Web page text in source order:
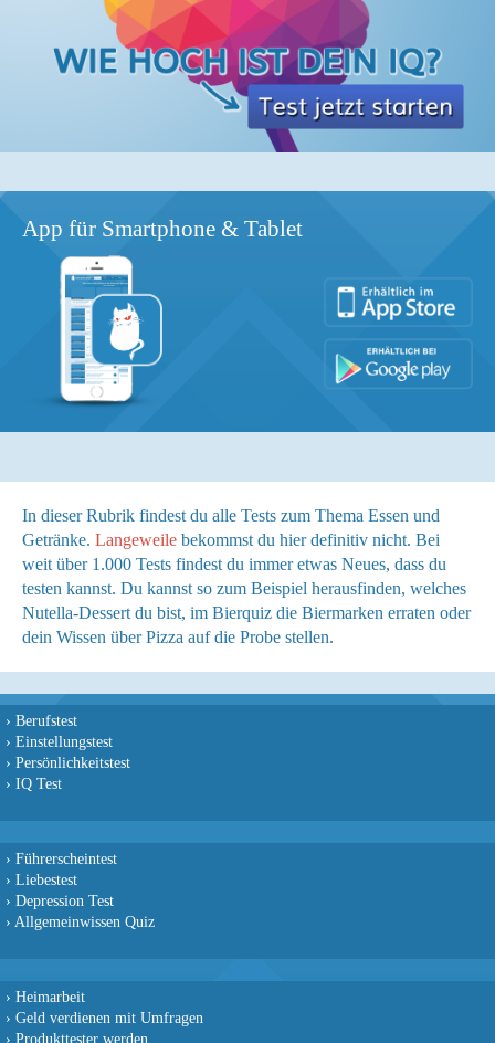
App für Smartphone & Tablet
In dieser Rubrik findest du alle Tests zum Thema Essen und
Getränke. Langeweile bekommst du hier definitiv nicht. Bei
weit über 1.000 Tests findest du immer etwas Neues, dass du
testen kannst. Du kannst so zum Beispiel herausfinden, welches
Nutella-Dessert du bist, im Bierquiz die Biermarken erraten oder
dein Wissen über Pizza auf die Probe stellen.
› Berufstest
› Einstellungstest
› Persönlichkeitstest
› IQ Test
› Führerscheintest
› Liebestest
› Depression Test
› Allgemeinwissen Quiz
› Heimarbeit
› Geld verdienen mit Umfragen
› Produkttester werden